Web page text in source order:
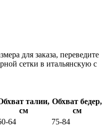
для заказа, переведите
сетки в итальянскую с
талии,
см
Обхват бедер,
см
64
75-84